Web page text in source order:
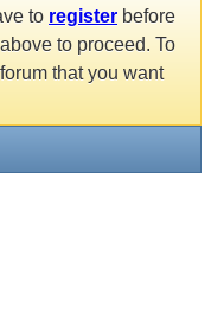
to register before
to proceed. To
that you want